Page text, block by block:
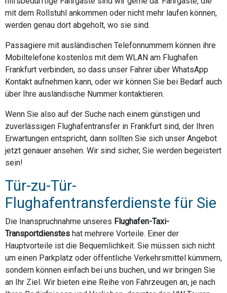
mit dem Rollstuhl ankommen oder nicht mehr laufen können,
werden genau dort abgeholt, wo sie sind.
Passagiere mit ausländischen Telefonnummern können ihre
Mobiltelefone kostenlos mit dem WLAN am Flughafen
Frankfurt verbinden, so dass unser Fahrer über WhatsApp
Kontakt aufnehmen kann, oder wir können Sie bei Bedarf auch
über Ihre ausländische Nummer kontaktieren.
Wenn Sie also auf der Suche nach einem günstigen und
zuverlässigen Flughafentransfer in Frankfurt sind, der Ihren
Erwartungen entspricht, dann sollten Sie sich unser Angebot
jetzt genauer ansehen. Wir sind sicher, Sie werden begeistert
sein!
Tür-zu-Tür-
Flughafentransferdienste für Sie
Die Inanspruchnahme unseres Flughafen-Taxi-
Transportdienstes hat mehrere Vorteile. Einer der
Hauptvorteile ist die Bequemlichkeit. Sie müssen sich nicht
um einen Parkplatz oder öffentliche Verkehrsmittel kümmern,
sondern können einfach bei uns buchen, und wir bringen Sie
an Ihr Ziel. Wir bieten eine Reihe von Fahrzeugen an, je nach